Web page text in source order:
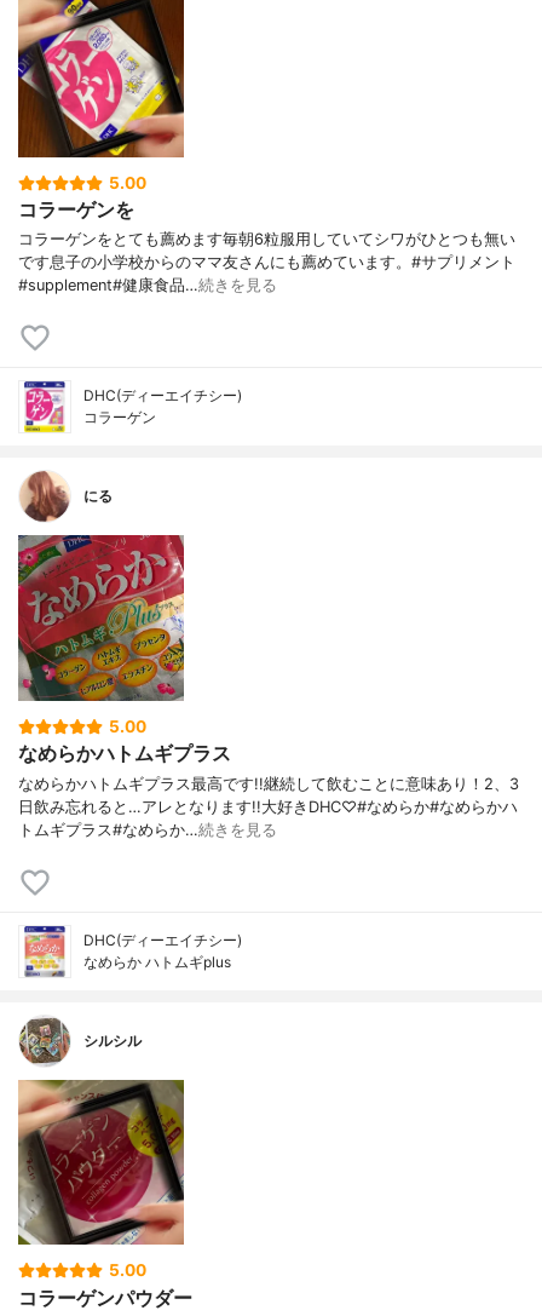
5.00
コラーゲンを
コラーゲンをとても薦めます毎朝6粒服用していてシワがひとつも無い
です息子の小学校からのママ友さんにも薦めています。#サプリメント
#supplement#健康食品…続きを見る
DHC(ディーエイチシー)
コラーゲン
にる
5.00
なめらかハトムギプラス
なめらかハトムギプラス最高です!!継続して飲むことに意味あり！2、3
日飲み忘れると…アレとなります!!大好きDHC♡#なめらか#なめらかハ
トムギプラス#なめらか…続きを見る
DHC(ディーエイチシー)
なめらか ハトムギplus
シルシル
5.00
コラーゲンパウダー